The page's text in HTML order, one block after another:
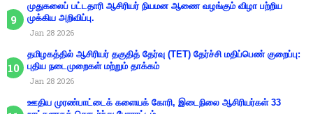
முதுகலைப் பட்டதாரி ஆசிரியர் நியமன ஆணை வழங்கும் விழா பற்றிய
முக்கிய அறிவிப்பு.
Jan 28 2026
தமிழகத்தில் ஆசிரியர் தகுதித் தேர்வு (TET) தேர்ச்சி மதிப்பெண் குறைப்பு:
புதிய நடைமுறைகள் மற்றும் தாக்கம்
Jan 28 2026
ஊதிய முரண்பாட்டைக் களையக் கோரி, இடைநிலை ஆசிரியர்கள் 33